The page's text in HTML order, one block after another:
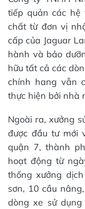
tiếp quản các
chất từ đơn vị
cấp của Jaguar
hành và bảo
hữu tất cả các
chính hang vẫn
thực hiện bởi nhà
Ngoài ra, xưởng
được đầu tư mới
quận 7, thành
hoạt động từ
thống xưởng
sơn, 10 cầu
dòng xe sử